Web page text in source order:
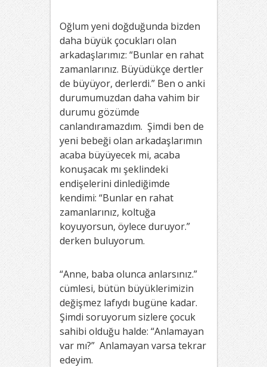
Oğlum yeni doğduğunda bizden
daha büyük çocukları olan
arkadaşlarımız: “Bunlar en rahat
zamanlarınız. Büyüdükçe dertler
de büyüyor, derlerdi.” Ben o anki
durumumuzdan daha vahim bir
durumu gözümde
canlandıramazdım. Şimdi ben de
yeni bebeği olan arkadaşlarımın
acaba büyüyecek mi, acaba
konuşacak mı şeklindeki
endişelerini dinlediğimde
kendimi: “Bunlar en rahat
zamanlarınız, koltuğa
koyuyorsun, öylece duruyor.”
derken buluyorum.
“Anne, baba olunca anlarsınız.”
cümlesi, bütün büyüklerimizin
değişmez lafıydı bugüne kadar.
Şimdi soruyorum sizlere çocuk
sahibi olduğu halde: “Anlamayan
var mı?” Anlamayan varsa tekrar
edeyim.